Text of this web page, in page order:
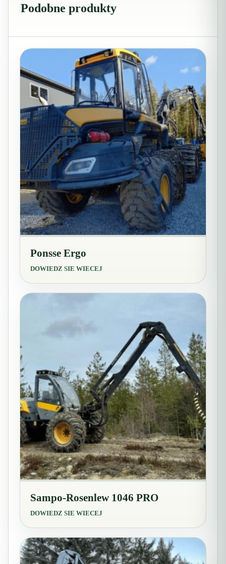
Podobne produkty
Ponsse Ergo
DOWIEDZ SIE WIECEJ
Sampo-Rosenlew 1046 PRO
DOWIEDZ SIE WIECEJ